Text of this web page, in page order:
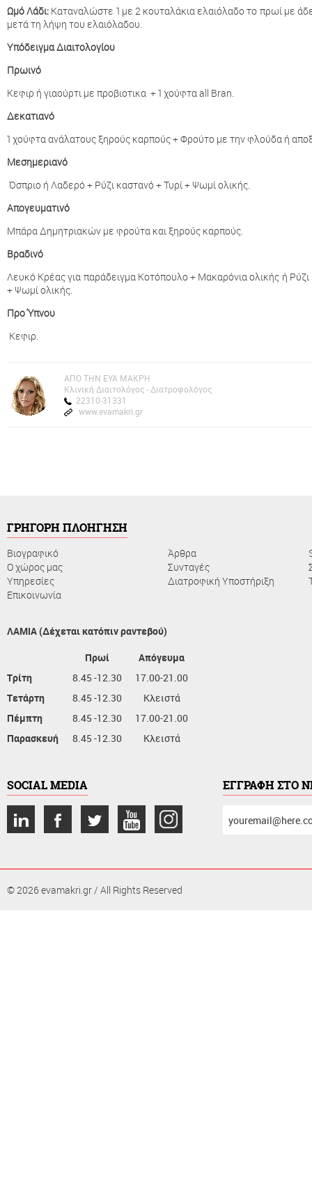
Ωμό Λάδι: Καταναλώστε 1 με 2 κουταλάκια ελαιόλαδο το πρωί με
μετά τη λήψη του ελαιόλαδου.
Υπόδειγμα Διαιτολογίου
Πρωινό
Κεφιρ ή γιαούρτι με προβιοτικα + 1 χούφτα all Bran.
Δεκατιανό
1 χούφτα ανάλατους ξηρούς καρπούς + Φρούτο με την φλούδα ή
Μεσημεριανό
Όσπριο ή Λαδερό + Ρύζι καστανό + Τυρί + Ψωμί ολικής.
Απογευματινό
Μπάρα Δημητριακών με φρούτα και ξηρούς καρπούς.
Βραδινό
Λευκό Κρέας για παράδειγμα Κοτόπουλο + Μακαρόνια ολικής ή
+ Ψωμί ολικής.
Προ Ύπνου
Κεφιρ.
AΠΟ ΤΗΝ ΕΥΑ ΜΑΚΡΗ
Kλινική Διαιτολόγος - Διατροφολόγος
22310-31331
www.evamakri.gr
ΓΡΗΓΟΡΗ ΠΛΟΗΓΗΣΗ
Βιογραφικό Άρθρα
Ο χώρος μας
Συνταγές
Υπηρεσίες
Διατροφική Υποστήριξη
Επικοινωνία
ΛΑΜΙΑ (Δέχεται κατόπιν ραντεβού)
Πρωί
Απόγευμα
Τρίτη
8.45 -12.30
17.00-21.00
Τετάρτη
8.45 -12.30
Κλειστά
Πέμπτη
8.45 -12.30
17.00-21.00
Παρασκευή
8.45 -12.30 Κλειστά
SOCIAL MEDIA ΕΓΓΡΑΦΗ ΣΤΟ
το
© 2026 evamakri.gr / All Rights Reserved